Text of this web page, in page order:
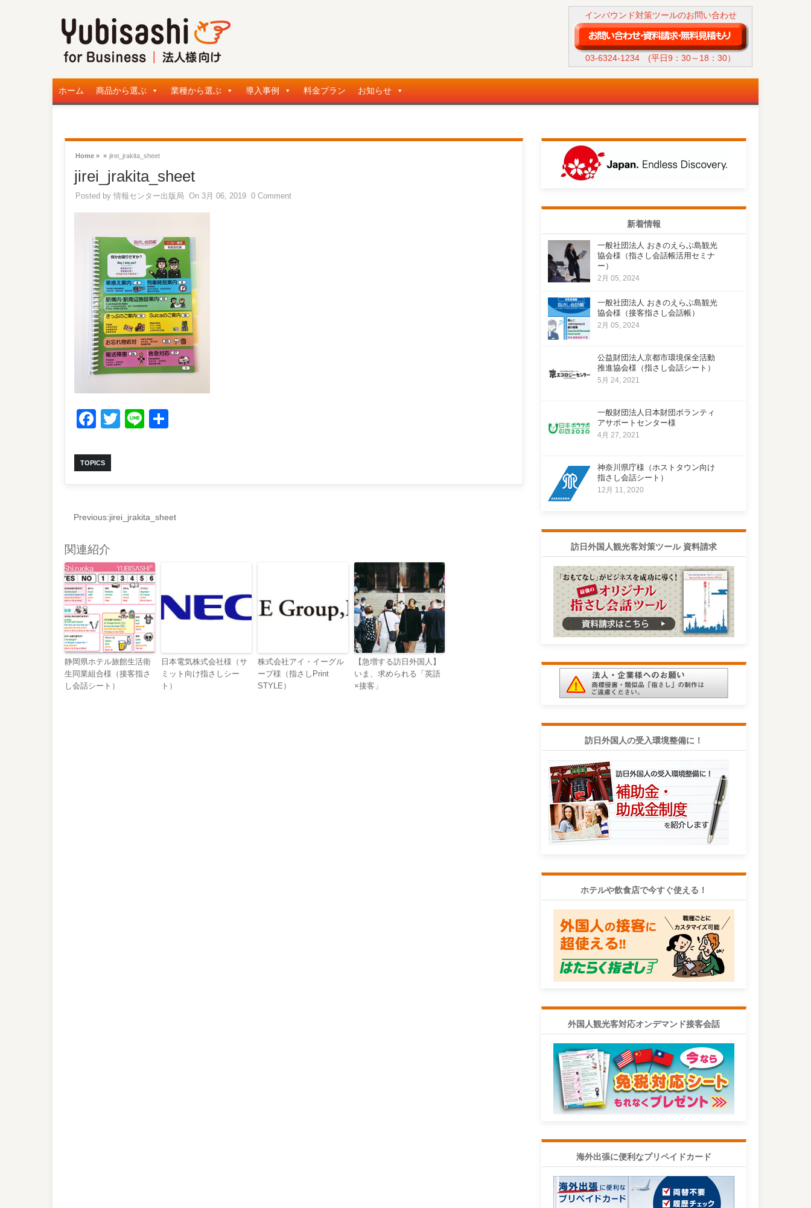
インバウンド対策ツールのお問い合わせ
03-6324-1234 (平日9：30～18：30）
ホーム 商品から選ぶ 業種から選ぶ 導入事例 料金プラン お知らせ
Home » » jirei_jrakita_sheet
jirei_jrakita_sheet
Posted by 情報センター出版局 On 3月 06, 2019 0 Comment
Facebook
Twitter
Line
TOPICS
Previous:jirei_jrakita_sheet
関連紹介
静岡県ホテル旅館生活衛
生同業組合様（接客指さ
し会話シート）
日本電気株式会社様（サ
ミット向け指さしシー
ト）
株式会社アイ・イーグル
ープ様（指さしPrint
STYLE）
【急増する訪日外国人】
いま、求められる「英語
×接客」
新着情報
一般社団法人 おきのえらぶ島観光
協会様（指さし会話帳活用セミナ
ー）
2月 05, 2024
一般社団法人 おきのえらぶ島観光
協会様（接客指さし会話帳）
2月 05, 2024
公益財団法人京都市環境保全活動
推進協会様（指さし会話シート）
5月 24, 2021
一般財団法人日本財団ボランティ
アサポートセンター様
4月 27, 2021
神奈川県庁様（ホストタウン向け
指さし会話シート）
12月 11, 2020
訪日外国人観光客対策ツール 資料請求
訪日外国人の受入環境整備に！
ホテルや飲食店で今すぐ使える！
外国人観光客対応オンデマンド接客会話
海外出張に便利なプリペイドカード